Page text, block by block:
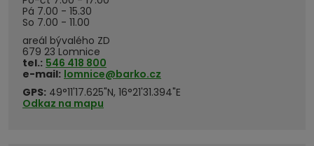
Pá 7.00 - 15.30
So 7.00 - 11.00
areál bývalého ZD
679 23 Lomnice
tel.: 546 418 800
e-mail: lomnice@barko.cz
GPS: 49°11'17.625"N, 16°21'31.394"E
Odkaz na mapu